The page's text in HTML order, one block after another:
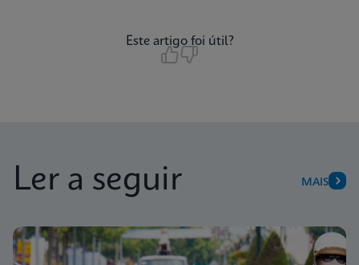
Este artigo foi útil?
Ler a seguir MAIS